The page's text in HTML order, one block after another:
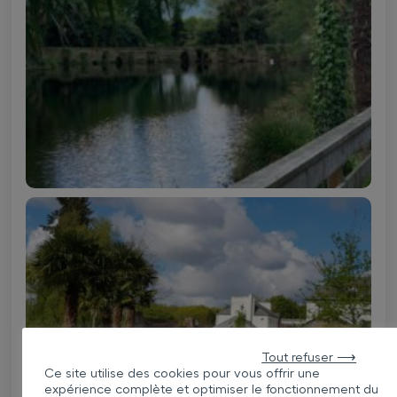
Tout refuser ⟶
Ce site utilise des cookies pour vous offrir une
expérience complète et optimiser le fonctionnement du